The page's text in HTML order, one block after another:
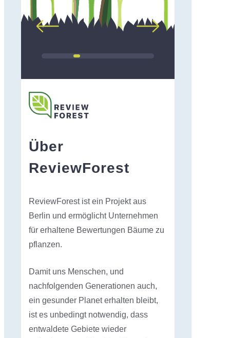
Über
ReviewForest
ReviewForest ist ein Projekt aus
Berlin und ermöglicht Unternehmen
für erhaltene Bewertungen Bäume zu
pflanzen.
Damit uns Menschen, und
nachfolgenden Generationen auch,
ein gesunder Planet erhalten bleibt,
ist es unbedingt notwendig, dass
entwaldete Gebiete wieder